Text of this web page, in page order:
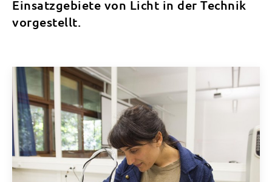
Einsatzgebiete von Licht in der Technik
vorgestellt.